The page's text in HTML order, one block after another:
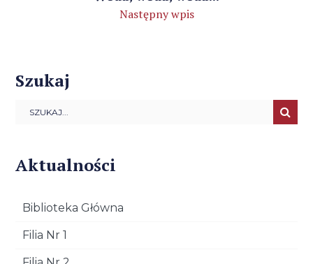
Następny wpis
Szukaj
Aktualności
Biblioteka Główna
Filia Nr 1